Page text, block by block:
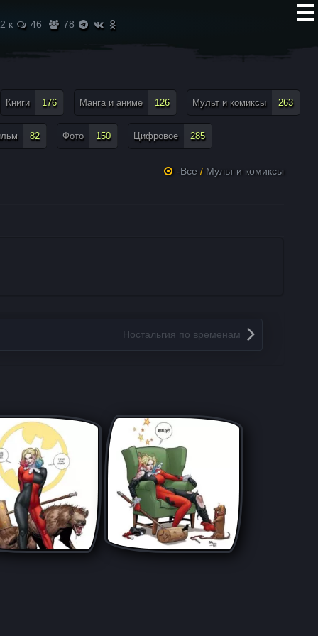
2 к 46 78
Книги 176 Манга и аниме 126 Мульт и комиксы 263
82 Фото 150 Цифровое 285
-Все / Мульт и комиксы
Ностальгия по временам